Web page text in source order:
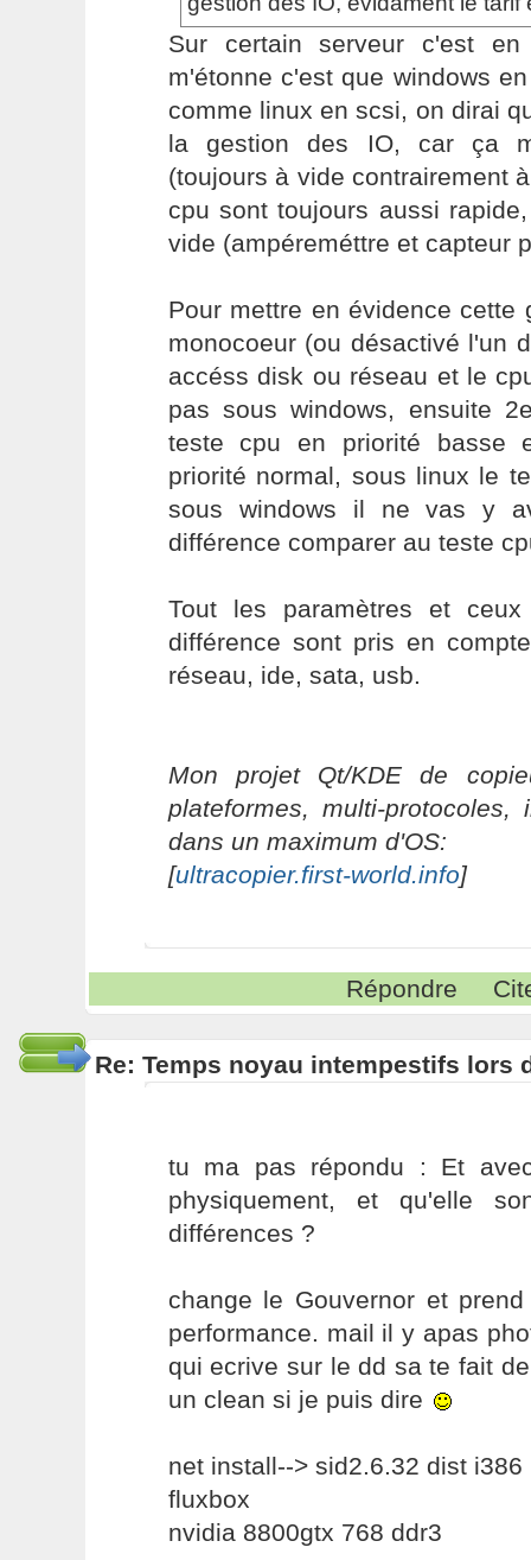
Sur certain serveur c'est
m'étonne c'est que windows
comme linux en scsi, on dirai
la gestion des IO, car ça
(toujours à vide contrairement
cpu sont toujours aussi
vide (ampéreméttre et capteur
Pour mettre en évidence cette
monocoeur (ou désactivé l'un
accéss disk ou réseau et le
pas sous windows, ensuite
teste cpu en priorité basse
priorité normal, sous linux le
sous windows il ne vas y
différence comparer au teste
Tout les paramètres et
différence sont pris en
réseau, ide, sata, usb.
Mon projet Qt/KDE de
plateformes, multi-protocoles,
dans un maximum d'OS:
[ultracopier.first-world.info]
Répondre
Re: Temps noyau intempestifs lors
tu ma pas répondu : Et
physiquement, et qu'elle
différences ?
change le Gouvernor et
performance. mail il y apas
qui ecrive sur le dd sa te fait
un clean si je puis dire
net install--> sid2.6.32 dist i386
fluxbox
nvidia 8800gtx 768 ddr3